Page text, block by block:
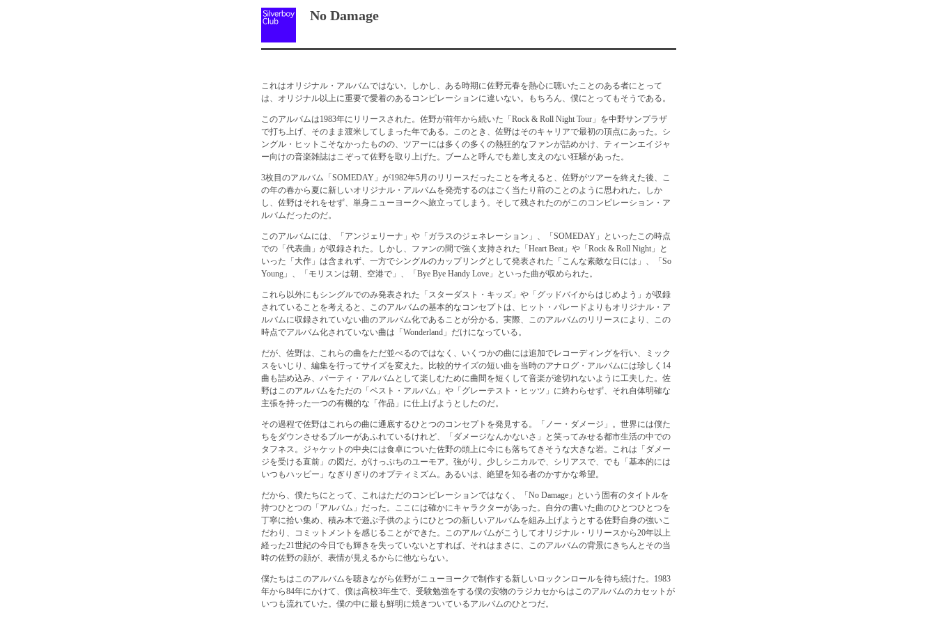
No Damage
これはオリジナル・アルバムではない。しかし、ある時期に佐野元春を熱心に聴いたことのある者にとって
は、オリジナル以上に重要で愛着のあるコンピレーションに違いない。もちろん、僕にとってもそうである。
このアルバムは1983年にリリースされた。佐野が前年から続いた「Rock & Roll Night Tour」を中野サンプラザ
で打ち上げ、そのまま渡米してしまった年である。このとき、佐野はそのキャリアで最初の頂点にあった。シ
ングル・ヒットこそなかったものの、ツアーには多くの多くの熱狂的なファンが詰めかけ、ティーンエイジャ
ー向けの音楽雑誌はこぞって佐野を取り上げた。ブームと呼んでも差し支えのない狂騒があった。
3枚目のアルバム「SOMEDAY」が1982年5月のリリースだったことを考えると、佐野がツアーを終えた後、こ
の年の春から夏に新しいオリジナル・アルバムを発売するのはごく当たり前のことのように思われた。しか
し、佐野はそれをせず、単身ニューヨークへ旅立ってしまう。そして残されたのがこのコンピレーション・ア
ルバムだったのだ。
このアルバムには、「アンジェリーナ」や「ガラスのジェネレーション」、「SOMEDAY」といったこの時点
での「代表曲」が収録された。しかし、ファンの間で強く支持された「Heart Beat」や「Rock & Roll Night」と
いった「大作」は含まれず、一方でシングルのカップリングとして発表された「こんな素敵な日には」、「So
Young」、「モリスンは朝、空港で」、「Bye Bye Handy Love」といった曲が収められた。
これら以外にもシングルでのみ発表された「スターダスト・キッズ」や「グッドバイからはじめよう」が収録
されていることを考えると、このアルバムの基本的なコンセプトは、ヒット・パレードよりもオリジナル・ア
ルバムに収録されていない曲のアルバム化であることが分かる。実際、このアルバムのリリースにより、この
時点でアルバム化されていない曲は「Wonderland」だけになっている。
だが、佐野は、これらの曲をただ並べるのではなく、いくつかの曲には追加でレコーディングを行い、ミック
スをいじり、編集を行ってサイズを変えた。比較的サイズの短い曲を当時のアナログ・アルバムには珍しく14
曲も詰め込み、パーティ・アルバムとして楽しむために曲間を短くして音楽が途切れないように工夫した。佐
野はこのアルバムをただの「ベスト・アルバム」や「グレーテスト・ヒッツ」に終わらせず、それ自体明確な
主張を持った一つの有機的な「作品」に仕上げようとしたのだ。
その過程で佐野はこれらの曲に通底するひとつのコンセプトを発見する。「ノー・ダメージ」。世界には僕た
ちをダウンさせるブルーがあふれているけれど、「ダメージなんかないさ」と笑ってみせる都市生活の中での
タフネス。ジャケットの中央には食卓についた佐野の頭上に今にも落ちてきそうな大きな岩。これは「ダメー
ジを受ける直前」の図だ。がけっぷちのユーモア。強がり。少しシニカルで、シリアスで、でも「基本的には
いつもハッピー」なぎりぎりのオプティミズム。あるいは、絶望を知る者のかすかな希望。
だから、僕たちにとって、これはただのコンピレーションではなく、「No Damage」という固有のタイトルを
持つひとつの「アルバム」だった。ここには確かにキャラクターがあった。自分の書いた曲のひとつひとつを
丁寧に拾い集め、積み木で遊ぶ子供のようにひとつの新しいアルバムを組み上げようとする佐野自身の強いこ
だわり、コミットメントを感じることができた。このアルバムがこうしてオリジナル・リリースから20年以上
経った21世紀の今日でも輝きを失っていないとすれば、それはまさに、このアルバムの背景にきちんとその当
時の佐野の顔が、表情が見えるからに他ならない。
僕たちはこのアルバムを聴きながら佐野がニューヨークで制作する新しいロックンロールを待ち続けた。1983
年から84年にかけて、僕は高校3年生で、受験勉強をする僕の安物のラジカセからはこのアルバムのカセットが
いつも流れていた。僕の中に最も鮮明に焼きついているアルバムのひとつだ。